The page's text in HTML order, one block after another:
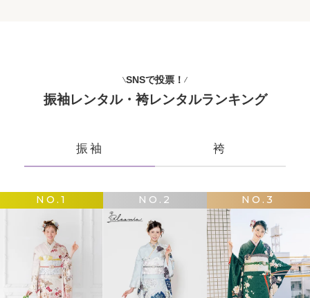
SNSで投票！
振袖レンタル・袴レンタルランキング
振袖 袴
NO.1 NO.2 NO.3